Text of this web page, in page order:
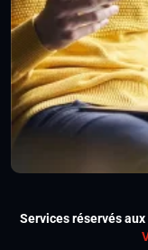
Services réservés